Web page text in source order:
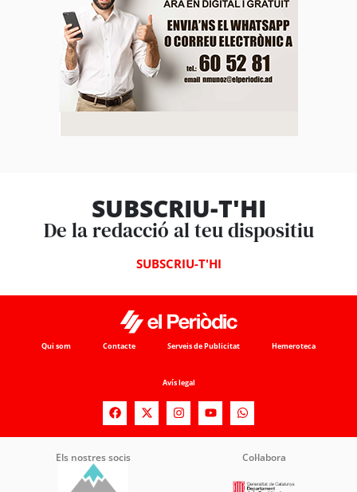
SUBSCRIU-T'HI
De la redacció al teu dispositiu
SUBSCRIU-T'HI
Qui som Contacte Serveis de Publicitat Hemeroteca
Avís legal
Els nostres socis Col·labora